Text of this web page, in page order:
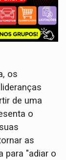
os
de uma
o
as
para "adiar o